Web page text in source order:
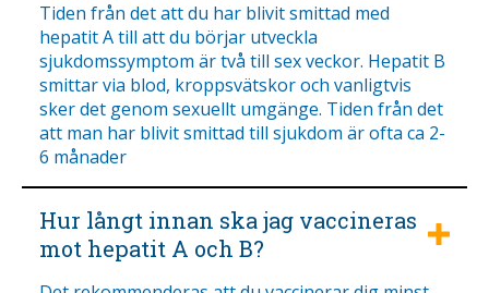
Tiden från det att du har blivit smittad med
hepatit A till att du börjar utveckla
sjukdomssymptom är två till sex veckor. Hepatit B
smittar via blod, kroppsvätskor och vanligtvis
sker det genom sexuellt umgänge. Tiden från det
att man har blivit smittad till sjukdom är ofta ca 2-
6 månader
Hur långt innan ska jag vaccineras
mot hepatit A och B?